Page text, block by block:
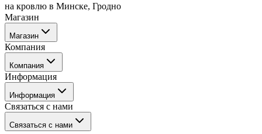
на кровлю в Минске, Гродно
Магазин
Магазин
Каталог
Акции
Услуги
Компания
Компания
О нас
Отзывы о нас
Блог/Статьи
Информация
Информация
Оплата
Доставка
Связаться с нами
Связаться с нами